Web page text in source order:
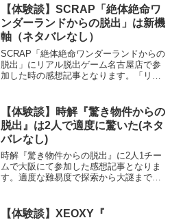
好きな万人にオススメできる公演でし
た。
【体験談】SCRAP「絶体絶命ワ
ンダーランドからの脱出」は新機
軸（ネタバレなし）
SCRAP「絶体絶命ワンダーランドからの
脱出」にリアル脱出ゲーム名古屋店で参
加した時の感想記事となります。「リア
も沢山ありました！雰囲気を知りたい方
にお勧めの記事です。
【体験談】時解『驚き物件からの
脱出』は2人で適度に驚いた(ネタ
バレなし)
時解『驚き物件からの脱出』に2人1チー
ムで大阪にて参加した感想記事となりま
す。適度な難易度で探索から大謎まで快
【体験談】XEOXY『​